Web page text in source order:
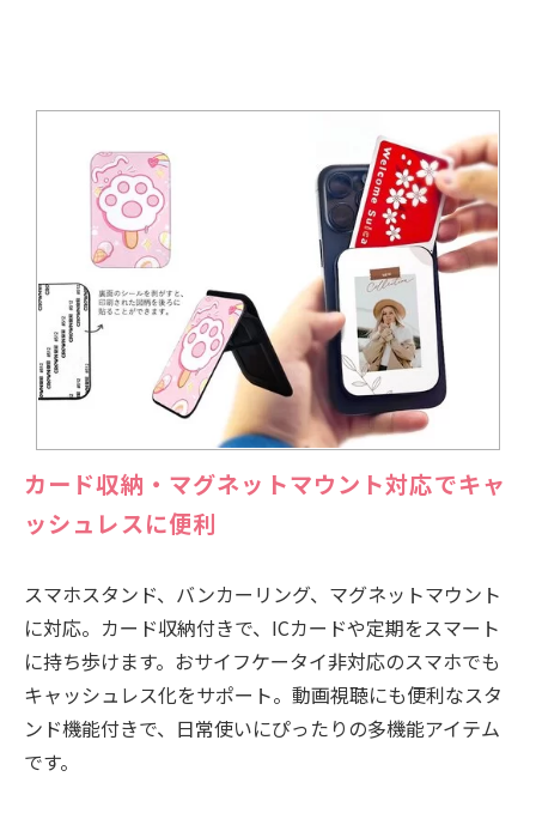
カード収納・マグネットマウント対応でキャ
ッシュレスに便利
スマホスタンド、バンカーリング、マグネットマウント
に対応。カード収納付きで、ICカードや定期をスマート
に持ち歩けます。おサイフケータイ非対応のスマホでも
キャッシュレス化をサポート。動画視聴にも便利なスタ
ンド機能付きで、日常使いにぴったりの多機能アイテム
です。